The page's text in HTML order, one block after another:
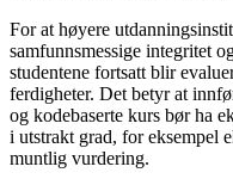
For at høyere
samfunnsmessige integritet
studentene fortsatt blir
ferdigheter. Det betyr at
og kodebaserte kurs bør ha
i utstrakt grad, for eksempel
muntlig vurdering.